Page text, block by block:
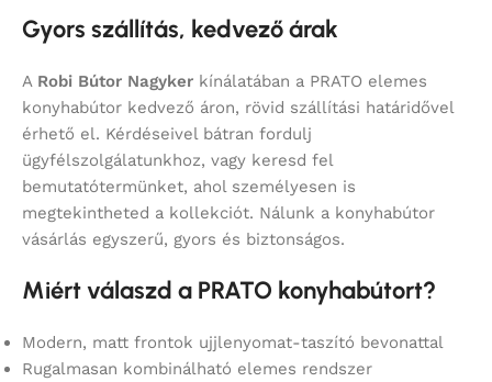
Gyors szállítás, kedvező árak
A Robi Bútor Nagyker kínálatában a PRATO elemes
konyhabútor kedvező áron, rövid szállítási határidővel
érhető el. Kérdéseivel bátran fordulj
ügyfélszolgálatunkhoz, vagy keresd fel
bemutatótermünket, ahol személyesen is
megtekintheted a kollekciót. Nálunk a konyhabútor
vásárlás egyszerű, gyors és biztonságos.
Miért válaszd a PRATO konyhabútort?
Modern, matt frontok ujjlenyomat-taszító bevonattal
Rugalmasan kombinálható elemes rendszer